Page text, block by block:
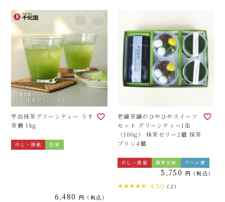
宇治抹茶グリーンティー うす
茶糖 1kg
のし・掛紙 包装
6,480 税込
老舗茶舗のひやひやスイーツ
セット グリーンティー1缶
（100g） 抹茶ゼリー2個 抹茶
プリン4個
のし・掛紙 簡易包装 クール便
5,750 税込
4.50 （2）